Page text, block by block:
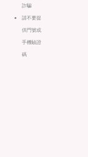
詐騙
請不要提
供門號或
手機驗證
碼